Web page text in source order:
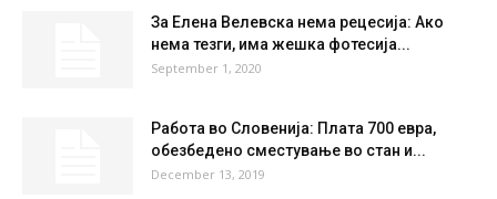
За Елена Велевска нема рецесија: Ако
нема тезги, има жешка фотесија...
September 1, 2020
Работа во Словенија: Плата 700 евра,
обезбедено сместување во стан и...
December 13, 2019